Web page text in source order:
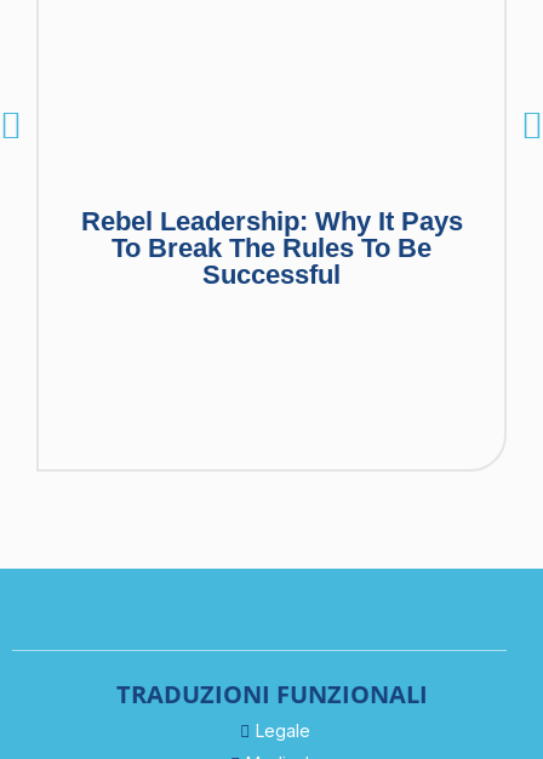
Rebel Leadership: Why It Pays
To Break The Rules To Be
Successful
TRADUZIONI FUNZIONALI
Legale